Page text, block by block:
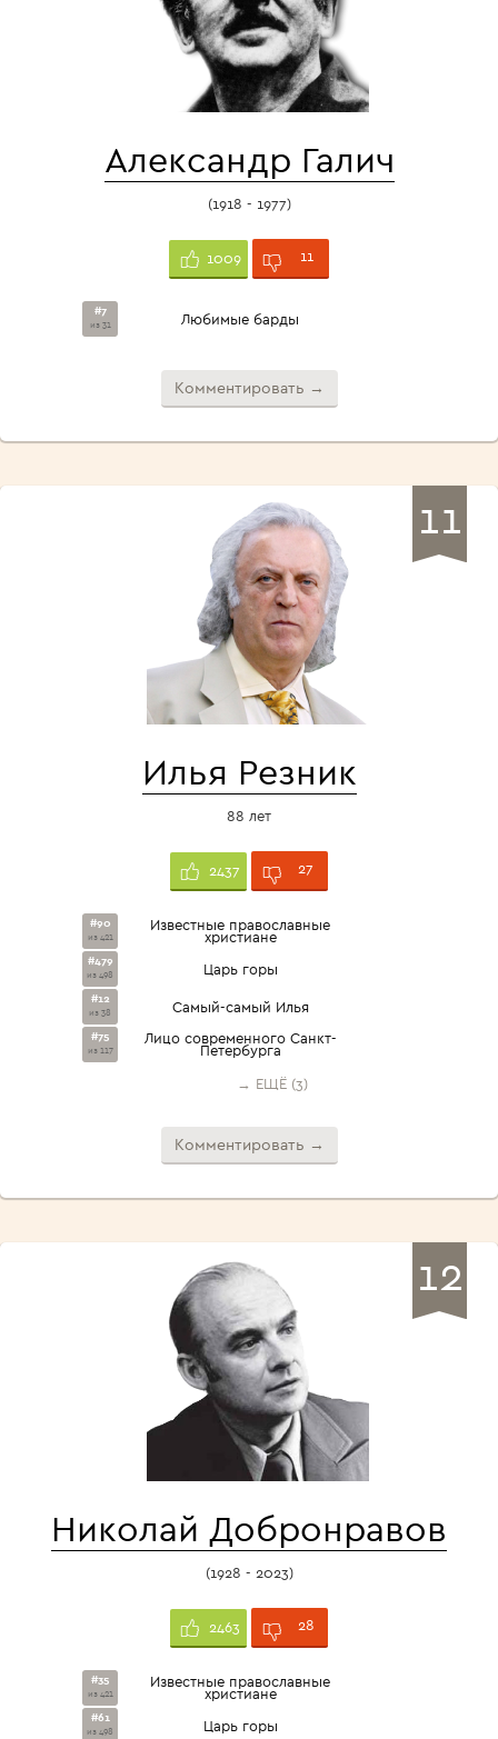
Александр Галич
(1918 - 1977)
1009 11
#7
из 31 Любимые барды
Комментировать →
11
Илья Резник
88 лет
2437 27
#90
из 421
Известные православные
христиане
#479
из 498 Царь горы
#12
из 38 Самый-самый Илья
#75
из 117
Лицо современного Санкт-
Петербурга
→ ЕЩЁ (3)
Комментировать →
12
Николай Добронравов
(1928 - 2023)
2463 28
#35
из 421
Известные православные
христиане
#61
из 498 Царь горы